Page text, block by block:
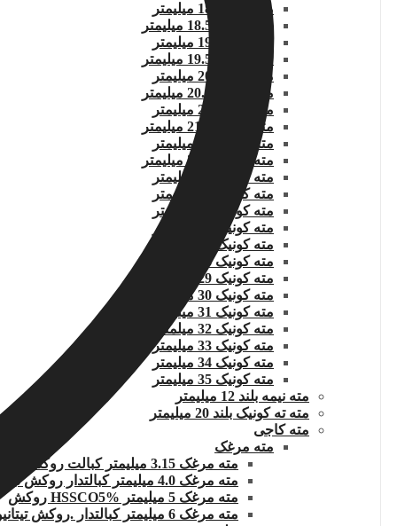
مته کونیک 18 میلیمتر
مته کونیک 18.5 میلیمتر
مته کونیک 19.5 میلیمتر
مته کونیک 20 میلیمتر
مته کونیک 20.5 میلیمتر
مته کونیک 21 میلیمتر
مته کونیک 21.5 میلیمتر
مته کونیک 22 میلیمتر
مته کونیک 22.5 میلیمتر
مته کونیک 23 میلیمتر
مته کونیک 24 میلیمتر
مته کونیک 25 میلیمتر
مته کونیک 26 میلیمتر
مته کونیک 27 میلیمتر
مته کونیک 28 میلیمتر
مته کونیک 29 میلیمتر
مته کونیک 30 میلیمتر
مته کونیک 31 میلیمتر
مته کونیک 32 میلمتر
مته کونیک 33 میلیمتر
مته کونیک 34 میلیمتر
مته کونیک 35 میلیمتر
مته نیمه بلند 12 میلیمتر
مته ته کونیک بلند 20 میلیمتر
مته کاجی
مته مرغک
مته مرغک 3.15 میلیمتر کبالت روکش تیتانیوم
مته مرغک 4.0 میلیمتر کبالتدار روکش تیتانیوم
مته مرغک 5 میلیمتر HSSCO5% روکش
مته مرغک 6 میلیمتر کبالتدار .روکش تیتانیوم